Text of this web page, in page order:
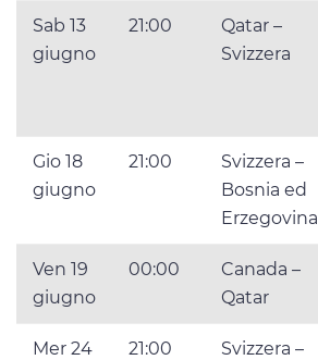
Sab 13
giugno
21:00
Qatar –
Svizzera
Gio 18
giugno
21:00
Svizzera –
Bosnia ed
Erzegovina
Ven 19
giugno
00:00
Canada –
Qatar
Mer 24
21:00
Svizzera –